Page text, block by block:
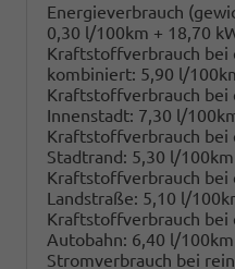
Energieverbrauch
0,30 l/100km + 18,70
Kraftstoffverbrauch bei
kombiniert: 5,90 l/
Kraftstoffverbrauch bei
Innenstadt: 7,30 l/
Kraftstoffverbrauch bei
Stadtrand: 5,30 l/100km
Kraftstoffverbrauch bei
Landstraße: 5,10 l/
Kraftstoffverbrauch bei
Autobahn: 6,40 l/100km
Stromverbrauch bei